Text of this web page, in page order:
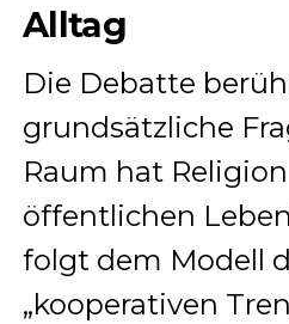
Alltag
Die Debatte
grundsätzliche
Raum hat
öffentlichen
folgt dem Modell
„kooperativen